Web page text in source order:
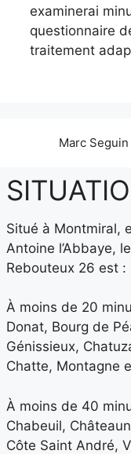
examinerai
questionnaire
traitement
Marc
Situé à Montmiral,
Antoine l’Abbaye,
Rebouteux 26 est :
À moins de 20
Donat, Bourg de
Génissieux,
Chatte, Montagne
À moins de 40
Chabeuil,
Côte Saint André,